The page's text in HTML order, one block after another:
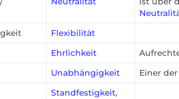
Flexibilität
Ehrlichkeit
Unabhängigkeit Einer der
Standfestigkeit,